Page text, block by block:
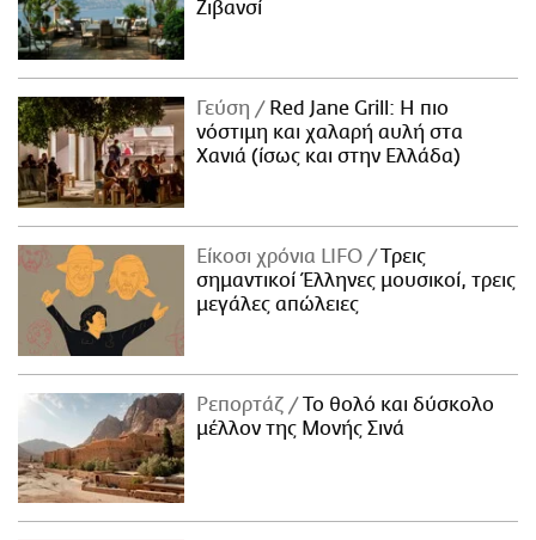
Ζιβανσί
Γεύση
Red Jane Grill: Η πιο
νόστιμη και χαλαρή αυλή στα
Χανιά (ίσως και στην Ελλάδα)
Είκοσι χρόνια LIFO
Tρεις
σημαντικοί Έλληνες μουσικοί, τρεις
μεγάλες απώλειες
Ρεπορτάζ
Το θολό και δύσκολο
μέλλον της Μονής Σινά